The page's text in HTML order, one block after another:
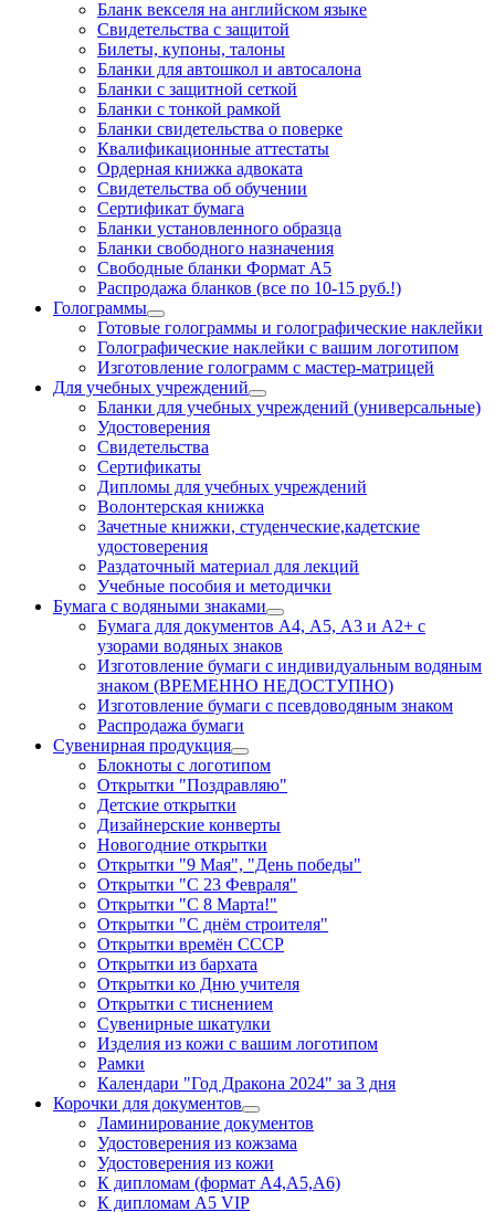
Бланк векселя на английском языке
Свидетельства с защитой
Билеты, купоны, талоны
Бланки для автошкол и автосалона
Бланки с защитной сеткой
Бланки с тонкой рамкой
Бланки свидетельства о поверке
Квалификационные аттестаты
Ордерная книжка адвоката
Свидетельства об обучении
Сертификат бумага
Бланки установленного образца
Бланки свободного назначения
Свободные бланки Формат А5
Распродажа бланков (все по 10-15 руб.!)
Голограммы
Готовые голограммы и голографические наклейки
Голографические наклейки с вашим логотипом
Изготовление голограмм с мастер-матрицей
Для учебных учреждений
Бланки для учебных учреждений (универсальные)
Удостоверения
Свидетельства
Сертификаты
Дипломы для учебных учреждений
Волонтерская книжка
Зачетные книжки, студенческие,кадетские
удостоверения
Раздаточный материал для лекций
Учебные пособия и методички
Бумага с водяными знаками
Бумага для документов А4, А5, А3 и А2+ с
узорами водяных знаков
Изготовление бумаги с индивидуальным водяным
знаком (ВРЕМЕННО НЕДОСТУПНО)
Изготовление бумаги с псевдоводяным знаком
Распродажа бумаги
Сувенирная продукция
Блокноты с логотипом
Открытки "Поздравляю"
Детские открытки
Дизайнерские конверты
Новогодние открытки
Открытки "9 Мая", "День победы"
Открытки "С 23 Февраля"
Открытки "С 8 Марта!"
Открытки "С днём строителя"
Открытки времён СССР
Открытки из бархата
Открытки ко Дню учителя
Открытки с тиснением
Сувенирные шкатулки
Изделия из кожи с вашим логотипом
Рамки
Календари "Год Дракона 2024" за 3 дня
Корочки для документов
Ламинирование документов
Удостоверения из кожзама
Удостоверения из кожи
К дипломам (формат А4,А5,А6)
К дипломам А5 VIP